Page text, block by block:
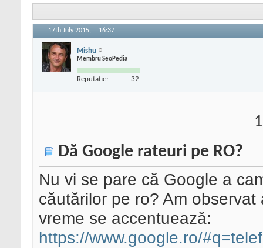
17th July 2015, 16:37
Mishu
Membru SeoPedia
Reputatie: 32
Dă Google rateuri pe RO?
Nu vi se pare că Google a
căutărilor pe ro? Am
vreme se accentuează:
https://www.google.ro/